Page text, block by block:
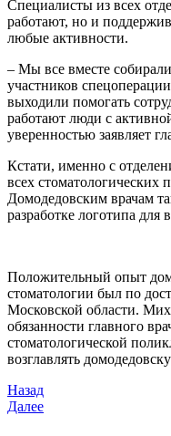
Специалисты из всех
работают, но и
любые активности.
– Мы все вместе
участников
выходили помогать
работают люди с
уверенностью заявляет
Кстати, именно с
всех стоматологических
Домодедовским врачам
разработке логотипа для
Положительный опыт
стоматологии был по
Московской области.
обязанности главного
стоматологической
возглавлять
Назад
Далее